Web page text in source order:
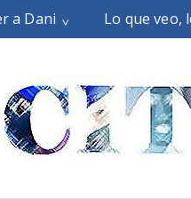
a Dani Lo que veo,